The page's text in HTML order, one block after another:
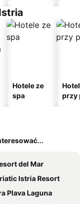
Hotele ze
spa
przy
del Mar
Istria Resort
Plava Laguna